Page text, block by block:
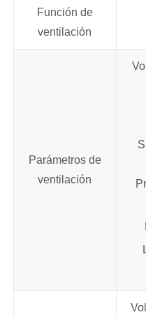
Función de
ventilación
Parámetros de
ventilación